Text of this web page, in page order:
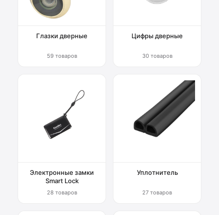
Глазки дверные
59 товаров
Цифры дверные
30 товаров
Электронные замки
Smart Lock
28 товаров
Уплотнитель
27 товаров